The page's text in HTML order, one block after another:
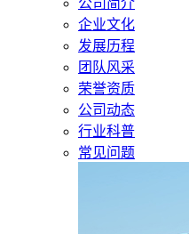
公司简介
企业文化
发展历程
团队风采
荣誉资质
公司动态
行业科普
常见问题